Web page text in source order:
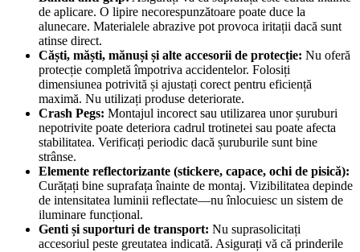
de aplicare. O lipire necorespunzătoare poate duce la
alunecare. Materialele abrazive pot provoca iritații dacă sunt
atinse direct.
Căști, măști, mănuși și alte accesorii de protecție: Nu oferă
protecție completă împotriva accidentelor. Folosiți
dimensiunea potrivită și ajustați corect pentru eficiență
maximă. Nu utilizați produse deteriorate.
Crash Pegs: Montajul incorect sau utilizarea unor șuruburi
nepotrivite poate deteriora cadrul trotinetei sau poate afecta
stabilitatea. Verificați periodic dacă șuruburile sunt bine
strânse.
Elemente reflectorizante (stickere, capace, ochi de pisică):
Curățați bine suprafața înainte de montaj. Vizibilitatea depinde
de intensitatea luminii reflectate—nu înlocuiesc un sistem de
iluminare funcțional.
Genti și suporturi de transport: Nu suprasolicitați
accesoriul peste greutatea indicată. Asigurați vă că prinderile